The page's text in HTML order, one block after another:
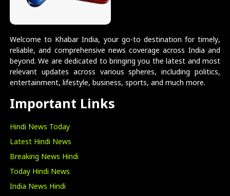
Welcome to Khabar India, your go-to destination for timely,
reliable, and comprehensive news coverage across India and
beyond. We are dedicated to bringing you the latest and most
relevant updates across various spheres, including politics,
entertainment, lifestyle, business, sports, and much more.
Important Links
Hindi News Today
Latest Hindi News
Breaking News Hindi
Today Hindi News
India News Hindi